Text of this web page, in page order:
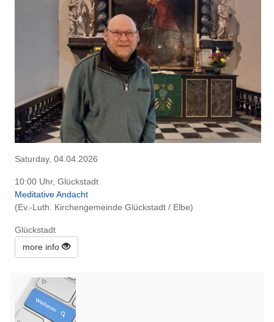
Saturday, 04.04.2026
10:00 Uhr, Glückstadt
Meditative Andacht
(Ev.-Luth. Kirchengemeinde Glückstadt / Elbe)
Glückstadt
more info